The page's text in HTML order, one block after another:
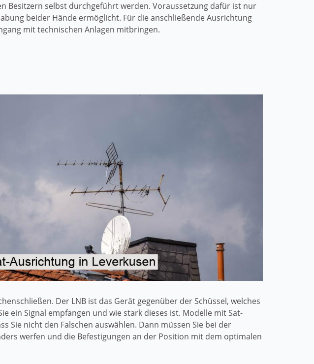
Besitzern selbst durchgeführt werden. Voraussetzung dafür ist nur
beider Hände ermöglicht. Für die anschließende Ausrichtung
mit technischen Anlagen mitbringen.
Der LNB ist das Gerät gegenüber der Schüssel, welches
ein Signal empfangen und wie stark dieses ist. Modelle mit Sat-
Sie nicht den Falschen auswählen. Dann müssen Sie bei der
werfen und die Befestigungen an der Position mit dem optimalen